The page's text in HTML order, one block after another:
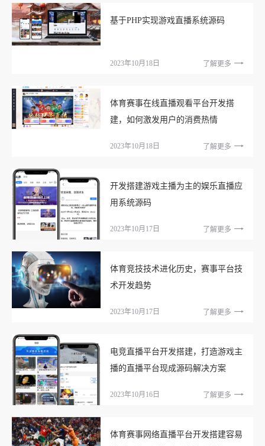
基于PHP实现游戏直播系统源码
2023年10月18日 了解更多
体育赛事在线直播观看平台开发搭
建，如何激发用户的消费热情
2023年10月18日 了解更多
开发搭建游戏主播为主的娱乐直播应
用系统源码
2023年10月17日 了解更多
体育竞技技术进化历史，赛事平台技
术开发趋势
2023年10月17日 了解更多
电竞直播平台开发搭建，打造游戏主
播的直播平台现成源码解决方案
2023年10月16日 了解更多
体育赛事网络直播平台开发搭建容易